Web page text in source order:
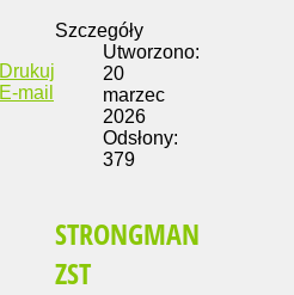
Drukuj
E-mail
Szczegóły
Utworzono:
20
marzec
2026
Odsłony:
379
STRONGMAN
ZST